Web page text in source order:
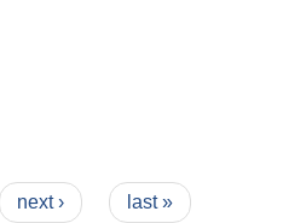
next › last »